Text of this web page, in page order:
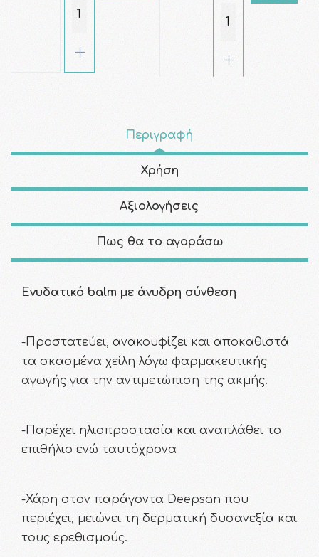
Περιγραφή
Χρήση
Αξιολογήσεις
Πως θα το αγοράσω
Ενυδατικό balm με άνυδρη σύνθεση
-Προστατεύει, ανακουφίζει και αποκαθιστά
τα σκασμένα χείλη λόγω φαρμακευτικής
αγωγής για την αντιμετώπιση της ακμής.
-Παρέχει ηλιοπροστασία και αναπλάθει το
επιθήλιο ενώ ταυτόχρονα
-Χάρη στον παράγοντα Deepsan που
περιέχει, μειώνει τη δερματική δυσανεξία και
τους ερεθισμούς.